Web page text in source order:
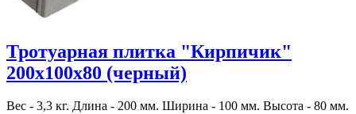
Тротуарная плитка "Кирпичик"
200х100х80 (черный)
Вес - 3,3 кг. Длина - 200 мм. Ширина - 100 мм. Высота - 80 мм.